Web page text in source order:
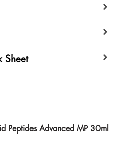
Peptides Advanced MP 30ml